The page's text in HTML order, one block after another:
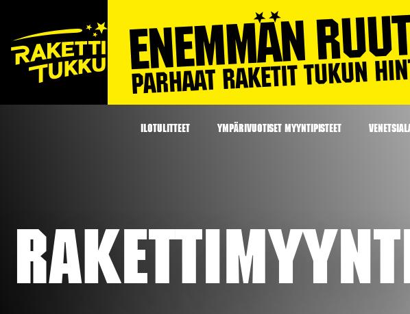
ILOTULITTEET YMPÄRIVUOTISET MYYNTIPISTEET